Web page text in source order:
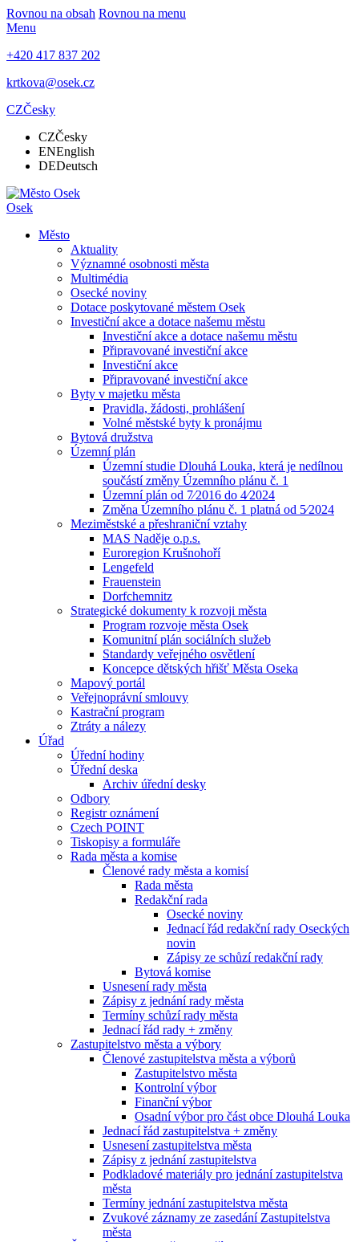
Rovnou na obsah Rovnou na menu
Menu
+420 417 837 202
krtkova@osek.cz
CZČesky
CZČesky
ENEnglish
DEDeutsch
Osek
Město
Aktuality
Významné osobnosti města
Multimédia
Osecké noviny
Dotace poskytované městem Osek
Investiční akce a dotace našemu městu
Investiční akce a dotace našemu městu
Připravované investiční akce
Investiční akce
Připravované investiční akce
Byty v majetku města
Pravidla, žádosti, prohlášení
Volné městské byty k pronájmu
Bytová družstva
Územní plán
Územní studie Dlouhá Louka, která je nedílnou
součástí změny Územního plánu č. 1
Územní plán od 7⁄2016 do 4⁄2024
Změna Územního plánu č. 1 platná od 5⁄2024
Meziměstské a přeshraniční vztahy
MAS Naděje o.p.s.
Euroregion Krušnohoří
Lengefeld
Frauenstein
Dorfchemnitz
Strategické dokumenty k rozvoji města
Program rozvoje města Osek
Komunitní plán sociálních služeb
Standardy veřejného osvětlení
Koncepce dětských hřišť Města Oseka
Mapový portál
Veřejnoprávní smlouvy
Kastrační program
Ztráty a nálezy
Úřad
Úřední hodiny
Úřední deska
Archiv úřední desky
Odbory
Registr oznámení
Czech POINT
Tiskopisy a formuláře
Rada města a komise
Členové rady města a komisí
Rada města
Redakční rada
Osecké noviny
Jednací řád redakční rady Oseckých
novin
Zápisy ze schůzí redakční rady
Bytová komise
Usnesení rady města
Zápisy z jednání rady města
Termíny schůzí rady města
Jednací řád rady + změny
Zastupitelstvo města a výbory
Členové zastupitelstva města a výborů
Zastupitelstvo města
Kontrolní výbor
Finanční výbor
Osadní výbor pro část obce Dlouhá Louka
Jednací řád zastupitelstva + změny
Usnesení zastupitelstva města
Zápisy z jednání zastupitelstva
Podkladové materiály pro jednání zastupitelstva
města
Termíny jednání zastupitelstva města
Zvukové záznamy ze zasedání Zastupitelstva
města